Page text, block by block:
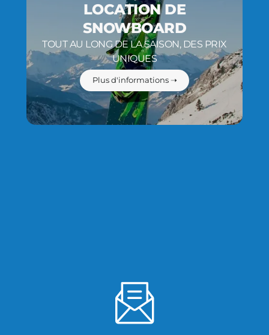
LOCATION DE
SNOWBOARD
TOUT AU LONG DE LA SAISON, DES PRIX
UNIQUES
Plus d'informations ➝